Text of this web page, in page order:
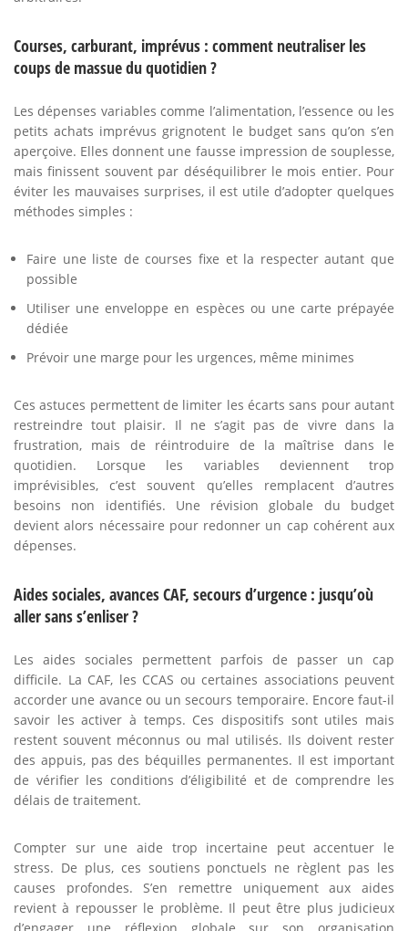
Courses, carburant, imprévus : comment neutraliser les
coups de massue du quotidien ?
Les dépenses variables comme l’alimentation, l’essence ou les
petits achats imprévus grignotent le budget sans qu’on s’en
aperçoive. Elles donnent une fausse impression de souplesse,
mais finissent souvent par déséquilibrer le mois entier. Pour
éviter les mauvaises surprises, il est utile d’adopter quelques
méthodes simples :
Faire une liste de courses fixe et la respecter autant que
possible
Utiliser une enveloppe en espèces ou une carte prépayée
dédiée
Prévoir une marge pour les urgences, même minimes
Ces astuces permettent de limiter les écarts sans pour autant
restreindre tout plaisir. Il ne s’agit pas de vivre dans la
frustration, mais de réintroduire de la maîtrise dans le
quotidien. Lorsque les variables deviennent trop
imprévisibles, c’est souvent qu’elles remplacent d’autres
besoins non identifiés. Une révision globale du budget
devient alors nécessaire pour redonner un cap cohérent aux
dépenses.
Aides sociales, avances CAF, secours d’urgence : jusqu’où
aller sans s’enliser ?
Les aides sociales permettent parfois de passer un cap
difficile. La CAF, les CCAS ou certaines associations peuvent
accorder une avance ou un secours temporaire. Encore faut-il
savoir les activer à temps. Ces dispositifs sont utiles mais
restent souvent méconnus ou mal utilisés. Ils doivent rester
des appuis, pas des béquilles permanentes. Il est important
de vérifier les conditions d’éligibilité et de comprendre les
délais de traitement.
Compter sur une aide trop incertaine peut accentuer le
stress. De plus, ces soutiens ponctuels ne règlent pas les
causes profondes. S’en remettre uniquement aux aides
revient à repousser le problème. Il peut être plus judicieux